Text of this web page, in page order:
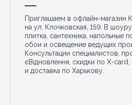
Приглашаем в офлайн-магазин
на ул. Клочковская, 159. В
плитка, сантехника, напольные
обои и освещение ведущих
Консультации специалистов,
єВідновлення, скидки по X-card,
и доставка по Харькову.